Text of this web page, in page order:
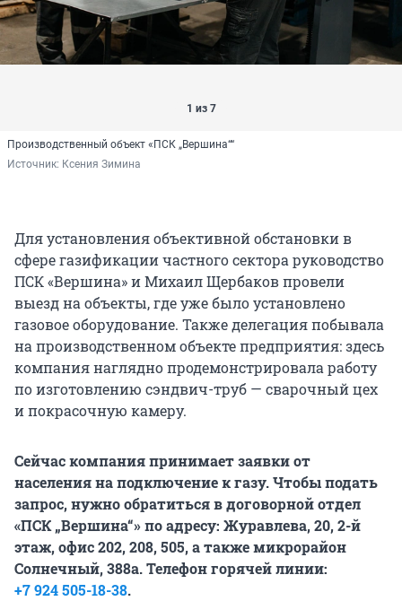
1 из 7
Производственный объект «ПСК „Вершина““
Источник: Ксения Зимина
Для установления объективной обстановки в
сфере газификации частного сектора руководство
ПСК «Вершина» и Михаил Щербаков провели
выезд на объекты, где уже было установлено
газовое оборудование. Также делегация побывала
на производственном объекте предприятия: здесь
компания наглядно продемонстрировала работу
по изготовлению сэндвич-труб — сварочный цех
и покрасочную камеру.
Сейчас компания принимает заявки от
населения на подключение к газу. Чтобы подать
запрос, нужно обратиться в договорной отдел
«ПСК „Вершина“» по адресу: Журавлева, 20, 2-й
этаж, офис 202, 208, 505, а также микрорайон
Солнечный, 388а. Телефон горячей линии:
+7 924 505-18-38.